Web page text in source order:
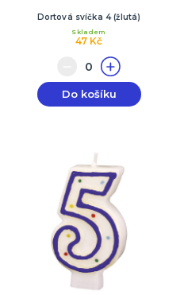
Dortová svíčka 4 (žlutá)
47 Kč
Skladem
Do košíku